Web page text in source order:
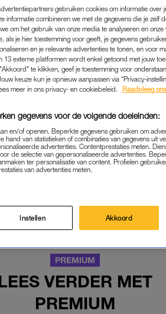
SAAIE,
LOGEN ER
SEX & RELATIES|BEDROGEN VROUW
09-05-2026 ELLEN HENSBERGEN
PREMIUM
VERDER MET
PREMIUM
gebruiken cookies om informatie over
informatie combineren we met de gegevens die je zelf
om het gebruik van onze media te analyseren en
als je hier toestemming voor geeft, je gegevens
en je relevante advertenties te tonen, en voor
externe platformen wordt enkel getoond met jouw
te klikken, geef je toestemming voor
keuze kun je opnieuw aanpassen via “Privacy-
meer in ons privacy- en cookiebeleid.
Raadpleeg
gegevens voor de volgende doeleinden:
en/of openen. Beperkte gegevens gebruiken om
hand van statistieken of combinaties van gegevens uit
advertenties. Contentprestaties meten.
de selectie van gepersonaliseerde advertenties.
ter personalisatie van content. Profielen
van advertenties meten.
Instellen Akkoord